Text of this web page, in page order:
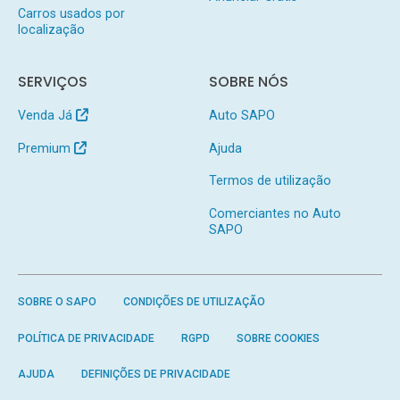
Carros usados por
localização
SERVIÇOS
Venda Já
Premium
SOBRE NÓS
Auto SAPO
Ajuda
Termos de utilização
Comerciantes no Auto
SAPO
SOBRE O SAPO CONDIÇÕES DE UTILIZAÇÃO
POLÍTICA DE PRIVACIDADE RGPD SOBRE COOKIES
AJUDA DEFINIÇÕES DE PRIVACIDADE